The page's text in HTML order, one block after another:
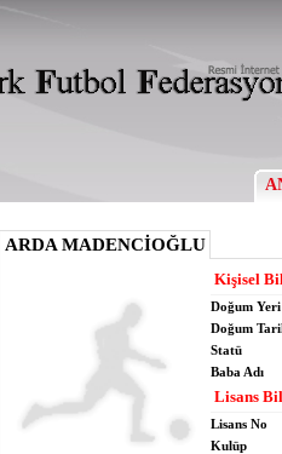
ARDA MADENCİOĞLU
Kişisel
Doğum Yeri
Doğum
Statü
Baba Adı
Lisans
Lisans No
Kulüp